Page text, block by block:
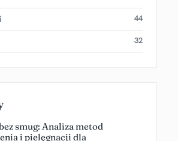
44
32
smug: Analiza metod
i pielęgnacji dla